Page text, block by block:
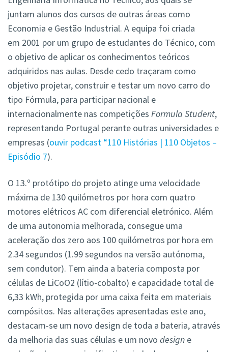
juntam alunos dos cursos de outras áreas como
Economia e Gestão Industrial. A equipa foi criada
em 2001 por um grupo de estudantes do Técnico, com
o objetivo de aplicar os conhecimentos teóricos
adquiridos nas aulas. Desde cedo traçaram como
objetivo projetar, construir e testar um novo carro do
tipo Fórmula, para participar nacional e
internacionalmente nas competições Formula Student,
representando Portugal perante outras universidades e
empresas (ouvir podcast “110 Histórias | 110 Objetos –
Episódio 7).
O 13.º protótipo do projeto atinge uma velocidade
máxima de 130 quilómetros por hora com quatro
motores elétricos AC com diferencial eletrónico. Além
de uma autonomia melhorada, consegue uma
aceleração dos zero aos 100 quilómetros por hora em
2.34 segundos (1.99 segundos na versão autónoma,
sem condutor). Tem ainda a bateria composta por
células de LiCoO2 (lítio-cobalto) e capacidade total de
6,33 kWh, protegida por uma caixa feita em materiais
compósitos. Nas alterações apresentadas este ano,
destacam-se um novo design de toda a bateria, através
da melhoria das suas células e um novo design e